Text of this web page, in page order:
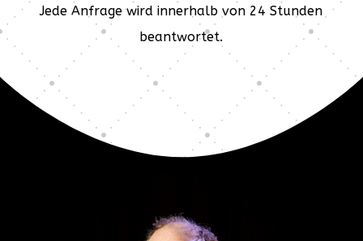
Jede Anfrage wird innerhalb von 24 Stunden
beantwortet.